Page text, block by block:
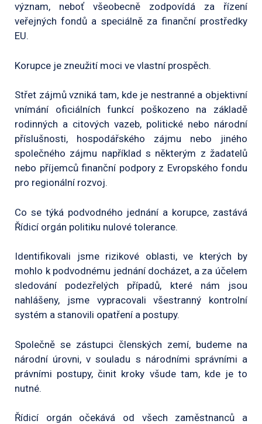
význam, neboť všeobecně zodpovídá za řízení
veřejných fondů a speciálně za finanční prostředky
EU.
Korupce je zneužití moci ve vlastní prospěch.
Střet zájmů vzniká tam, kde je nestranné a objektivní
vnímání oficiálních funkcí poškozeno na základě
rodinných a citových vazeb, politické nebo národní
příslušnosti, hospodářského zájmu nebo jiného
společného zájmu například s některým z žadatelů
nebo příjemců finanční podpory z Evropského fondu
pro regionální rozvoj.
Co se týká podvodného jednání a korupce, zastává
Řídicí orgán politiku nulové tolerance.
Identifikovali jsme rizikové oblasti, ve kterých by
mohlo k podvodnému jednání docházet, a za účelem
sledování podezřelých případů, které nám jsou
nahlášeny, jsme vypracovali všestranný kontrolní
systém a stanovili opatření a postupy.
Společně se zástupci členských zemí, budeme na
národní úrovni, v souladu s národními správními a
právními postupy, činit kroky všude tam, kde je to
nutné.
Řídicí orgán očekává od všech zaměstnanců a